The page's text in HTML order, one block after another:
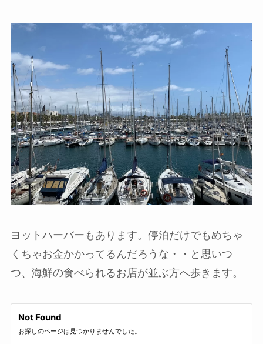
ヨットハーバーもあります。停泊だけでもめちゃ
くちゃお金かかってるんだろうな・・と思いつ
つ、海鮮の食べられるお店が並ぶ方へ歩きます。